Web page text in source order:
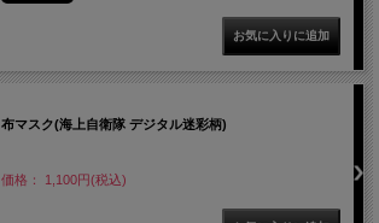
布マスク(海上自衛隊 デジタル迷彩柄)
価格： 1,100円(税込)